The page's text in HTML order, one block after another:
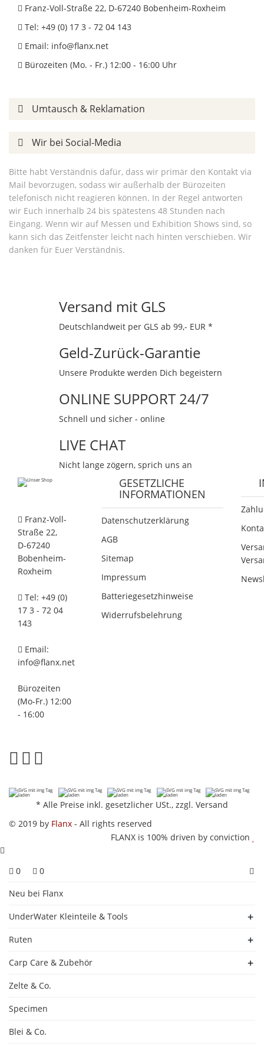
Franz-Voll-Straße 22, D-67240 Bobenheim-Roxheim
Tel: +49 (0) 17 3 - 72 04 143
Email: info@flanx.net
Bürozeiten (Mo. - Fr.) 12:00 - 16:00 Uhr
Umtausch & Reklamation
Wir bei Social-Media
Bitte habt Verständnis dafür, dass wir primär den Kontakt via
Mail bevorzugen, sodass wir außerhalb der Bürozeiten
telefonisch nicht reagieren können. In der Regel antworten
wir Euch innerhalb 24 bis spätestens 48 Stunden nach
Eingang. Wenn wir auf Messen und Exhibition Shows sind, so
kann sich das Zeitfenster leicht nach hinten verschieben. Wir
danken für Euer Verständnis.
Versand mit GLS
Deutschlandweit per GLS ab 99,- EUR *
Geld-Zurück-Garantie
Unsere Produkte werden Dich begeistern
ONLINE SUPPORT 24/7
Schnell und sicher - online
LIVE CHAT
Nicht lange zögern, sprich uns an
Franz-Voll-
Straße 22,
D-67240
Bobenheim-
Roxheim
Tel: +49 (0)
17 3 - 72 04
143
Email:
info@flanx.net
Bürozeiten
(Mo-Fr.) 12:00
- 16:00
GESETZLICHE
INFORMATIONEN
Datenschutzerklärung
AGB
Sitemap
Impressum
Batteriegesetzhinweise
Widerrufsbelehrung
* Alle Preise inkl. gesetzlicher USt., zzgl. Versand
© 2019 by Flanx - All rights reserved
FLANX is 100% driven by conviction
0 0
Neu bei Flanx
UnderWater Kleinteile & Tools
Ruten
Carp Care & Zubehör
Zelte & Co.
Specimen
Blei & Co.